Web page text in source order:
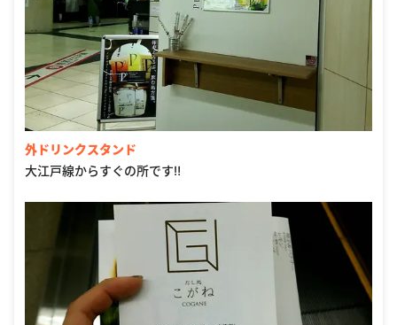
外ドリンクスタンド
大江戸線からすぐの所です‼